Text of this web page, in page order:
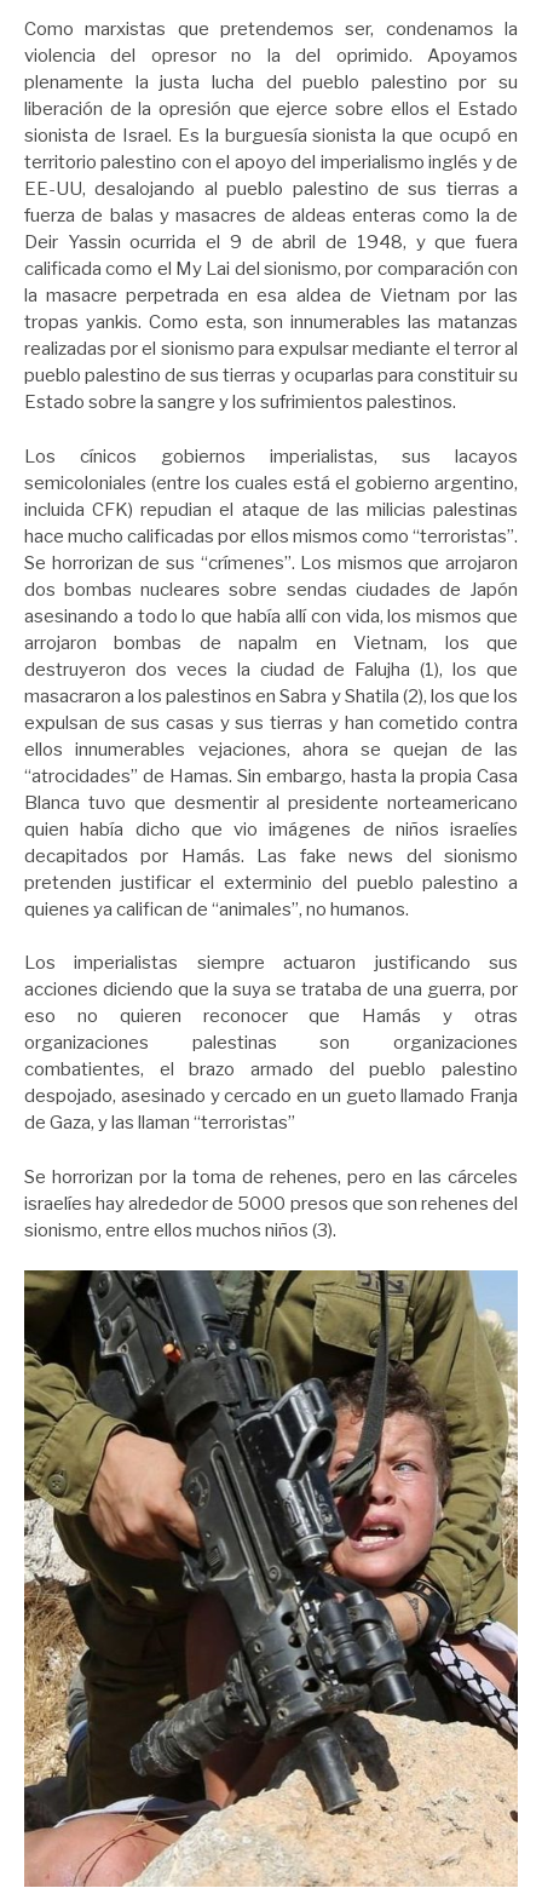
Como marxistas que pretendemos ser, condenamos la
violencia del opresor no la del oprimido. Apoyamos
plenamente la justa lucha del pueblo palestino por su
liberación de la opresión que ejerce sobre ellos el Estado
sionista de Israel. Es la burguesía sionista la que ocupó en
territorio palestino con el apoyo del imperialismo inglés y de
EE-UU, desalojando al pueblo palestino de sus tierras a
fuerza de balas y masacres de aldeas enteras como la de
Deir Yassin ocurrida el 9 de abril de 1948, y que fuera
calificada como el My Lai del sionismo, por comparación con
la masacre perpetrada en esa aldea de Vietnam por las
tropas yankis. Como esta, son innumerables las matanzas
realizadas por el sionismo para expulsar mediante el terror al
pueblo palestino de sus tierras y ocuparlas para constituir su
Estado sobre la sangre y los sufrimientos palestinos.
Los cínicos gobiernos imperialistas, sus lacayos
semicoloniales (entre los cuales está el gobierno argentino,
incluida CFK) repudian el ataque de las milicias palestinas
hace mucho calificadas por ellos mismos como “terroristas”.
Se horrorizan de sus “crímenes”. Los mismos que arrojaron
dos bombas nucleares sobre sendas ciudades de Japón
asesinando a todo lo que había allí con vida, los mismos que
arrojaron bombas de napalm en Vietnam, los que
destruyeron dos veces la ciudad de Falujha (1), los que
masacraron a los palestinos en Sabra y Shatila (2), los que los
expulsan de sus casas y sus tierras y han cometido contra
ellos innumerables vejaciones, ahora se quejan de las
“atrocidades” de Hamas. Sin embargo, hasta la propia Casa
Blanca tuvo que desmentir al presidente norteamericano
quien había dicho que vio imágenes de niños israelíes
decapitados por Hamás. Las fake news del sionismo
pretenden justificar el exterminio del pueblo palestino a
quienes ya califican de “animales”, no humanos.
Los imperialistas siempre actuaron justificando sus
acciones diciendo que la suya se trataba de una guerra, por
eso no quieren reconocer que Hamás y otras
organizaciones palestinas son organizaciones
combatientes, el brazo armado del pueblo palestino
despojado, asesinado y cercado en un gueto llamado Franja
de Gaza, y las llaman “terroristas”
Se horrorizan por la toma de rehenes, pero en las cárceles
israelíes hay alrededor de 5000 presos que son rehenes del
sionismo, entre ellos muchos niños (3).